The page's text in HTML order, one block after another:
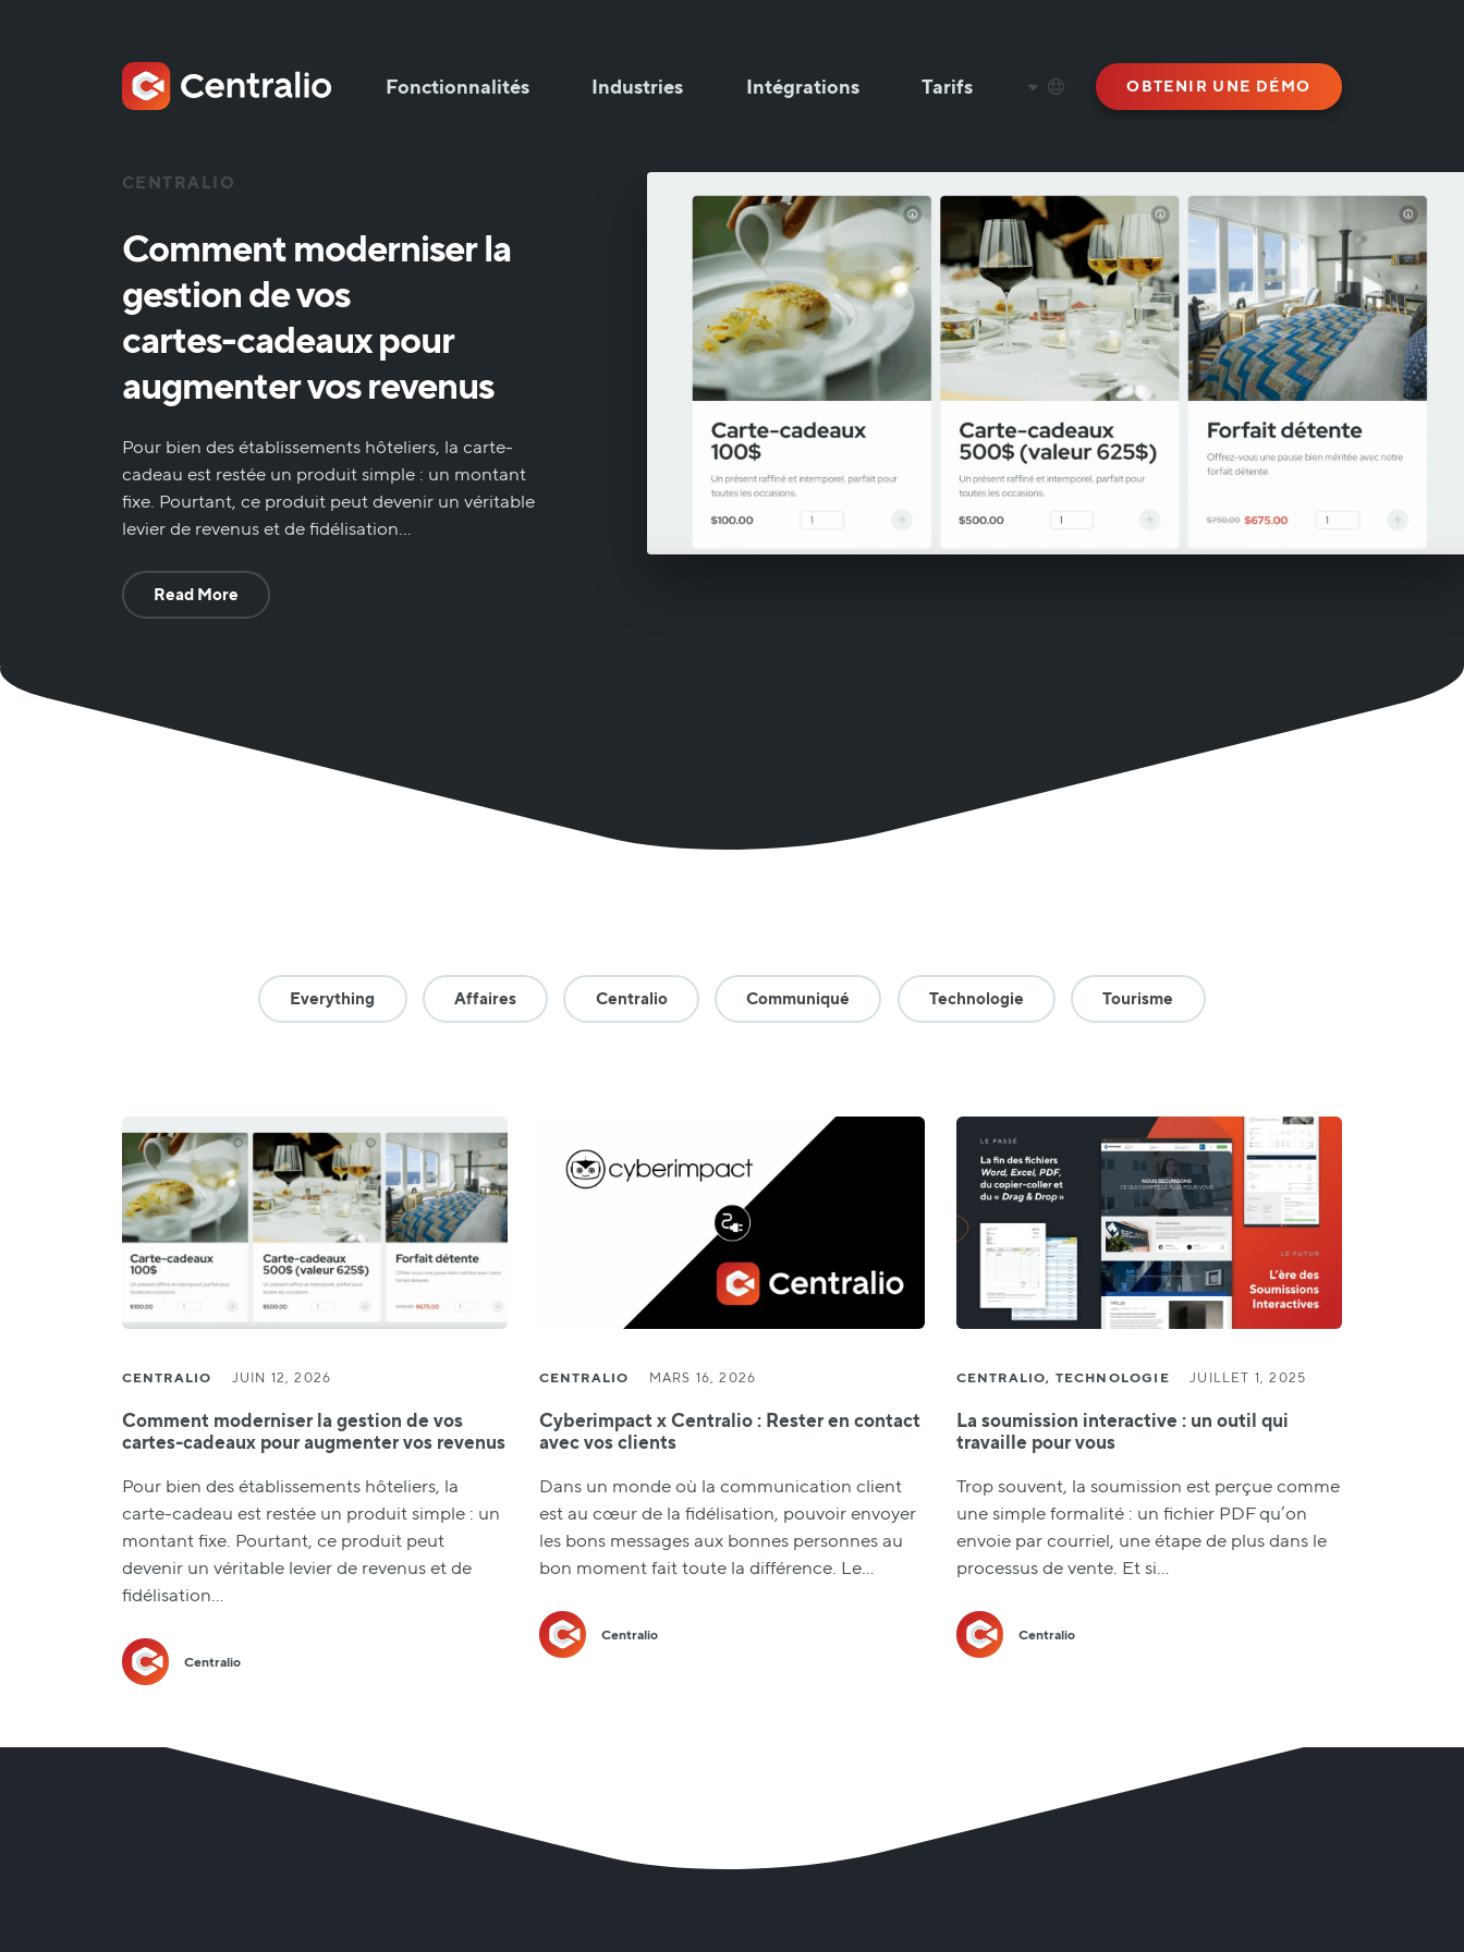
Fonctionnalités Industries Intégrations Tarifs OBTENIR UNE DÉMO
CENTRALIO
Commentmoderniserla
gestiondevos
cartes-cadeauxpour
augmentervosrevenus
Pour bien des établissements hôteliers, la carte-
cadeau est restée un produit simple : un montant
fixe. Pourtant, ce produit peut devenir un véritable
levier de revenus et de fidélisation…
Read More
Everything Affaires Centralio Communiqué Technologie Tourisme
CENTRALIO JUIN 12, 2026
Comment moderniser la gestion de vos
cartes-cadeaux pour augmenter vos revenus
Pour bien des établissements hôteliers, la
carte-cadeau est restée un produit simple : un
montant fixe. Pourtant, ce produit peut
devenir un véritable levier de revenus et de
fidélisation…
Centralio
CENTRALIO MARS 16, 2026
Cyberimpact x Centralio : Rester en contact
avec vos clients
Dans un monde où la communication client
est au cœur de la fidélisation, pouvoir envoyer
les bons messages aux bonnes personnes au
bon moment fait toute la différence. Le…
Centralio
CENTRALIO, TECHNOLOGIE JUILLET 1, 2025
La soumission interactive : un outil qui
travaille pour vous
Trop souvent, la soumission est perçue comme
une simple formalité : un fichier PDF qu’on
envoie par courriel, une étape de plus dans le
processus de vente. Et si…
Centralio